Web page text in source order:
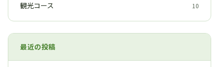
観光コース 10
最近の投稿